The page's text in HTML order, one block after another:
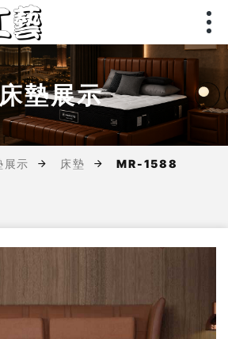
床墊展示
展示 床墊 MR-1588